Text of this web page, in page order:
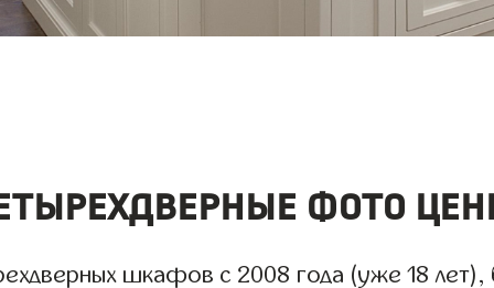
фото
шкафов с 2008 года (уже 18 лет),